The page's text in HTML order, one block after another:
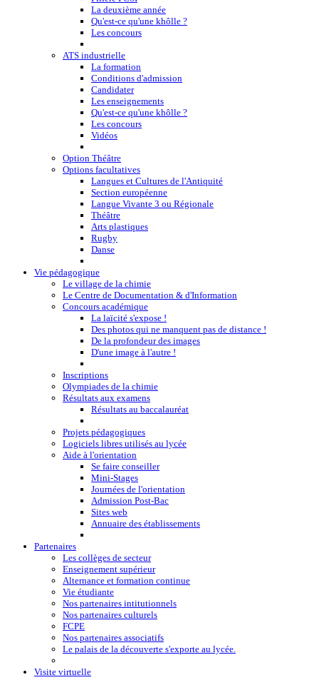
La deuxième année
Qu'est-ce qu'une khôlle ?
Les concours
ATS industrielle
La formation
Conditions d'admission
Candidater
Les enseignements
Qu'est-ce qu'une khôlle ?
Les concours
Vidéos
Option Théâtre
Options facultatives
Langues et Cultures de l'Antiquité
Section européenne
Langue Vivante 3 ou Régionale
Théâtre
Arts plastiques
Rugby
Danse
Vie pédagogique
Le village de la chimie
Le Centre de Documentation & d'Information
Concours académique
La laïcité s'expose !
Des photos qui ne manquent pas de distance !
De la profondeur des images
D'une image à l'autre !
Inscriptions
Olympiades de la chimie
Résultats aux examens
Résultats au baccalauréat
Projets pédagogiques
Logiciels libres utilisés au lycée
Aide à l'orientation
Se faire conseiller
Mini-Stages
Journées de l'orientation
Admission Post-Bac
Sites web
Annuaire des établissements
Partenaires
Les collèges de secteur
Enseignement supérieur
Alternance et formation continue
Vie étudiante
Nos partenaires intitutionnels
Nos partenaires culturels
FCPE
Nos partenaires associatifs
Le palais de la découverte s'exporte au lycée.
Visite virtuelle